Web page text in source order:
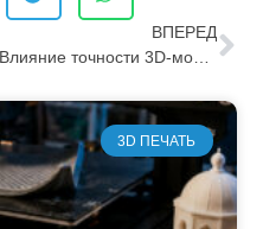
ВПЕРЕД
Влияние точности 3D-модели на посадку камней
3D ПЕЧАТЬ